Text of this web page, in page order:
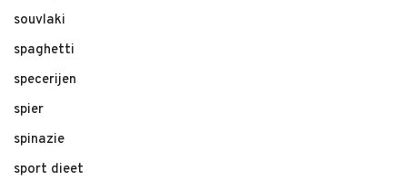
souvlaki
spaghetti
specerijen
spier
spinazie
sport dieet